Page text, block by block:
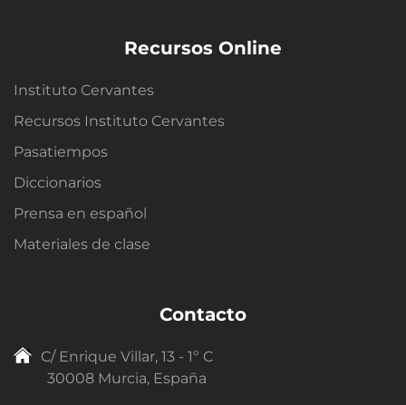
Recursos Online
Instituto Cervantes
Recursos Instituto Cervantes
Pasatiempos
Diccionarios
Prensa en español
Materiales de clase
Contacto
C/ Enrique Villar, 13 - 1º C
30008 Murcia, España